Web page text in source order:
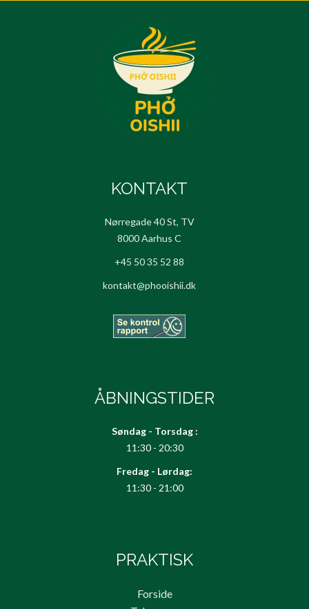
KONTAKT
Nørregade 40 St, TV
8000 Aarhus C
+45 50 35 52 88
kontakt@phooishii.dk
ÅBNINGSTIDER
Søndag - Torsdag :
11:30 - 20:30
Fredag - Lørdag:
11:30 - 21:00
PRAKTISK
Forside